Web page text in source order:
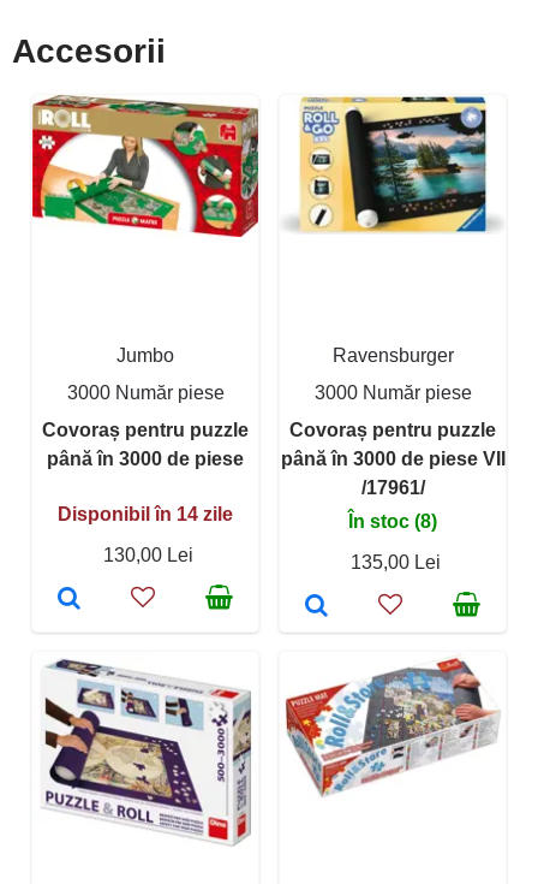
Accesorii
Jumbo
3000 Număr piese
Covoraș pentru puzzle
până în 3000 de piese
Disponibil în 14 zile
130,00 Lei
Ravensburger
3000 Număr piese
Covoraș pentru puzzle
până în 3000 de piese VII
/17961/
În stoc (8)
135,00 Lei